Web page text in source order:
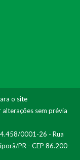
o site
sem prévia
0001-26 - Rua
PR - CEP 86.200-